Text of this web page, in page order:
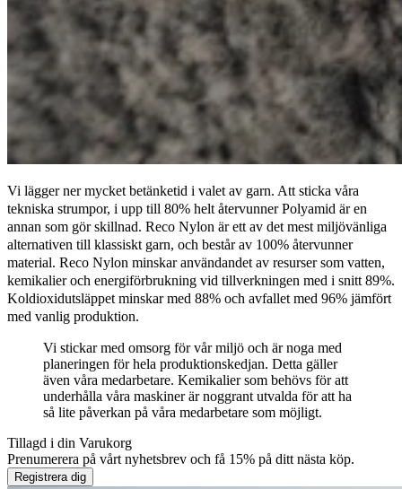
Vi lägger ner mycket betänketid i valet av garn. Att sticka våra
tekniska strumpor, i upp till 80% helt återvunner Polyamid är en
annan som gör skillnad. Reco Nylon är ett av det mest miljövänliga
alternativen till klassiskt garn, och består av 100% återvunner
material. Reco Nylon minskar användandet av resurser som vatten,
kemikalier och energiförbrukning vid tillverkningen med i snitt 89%.
Koldioxidutsläppet minskar med 88% och avfallet med 96% jämfört
med vanlig produktion.
Vi stickar med omsorg för vår miljö och är noga med
planeringen för hela produktionskedjan. Detta gäller
även våra medarbetare. Kemikalier som behövs för att
underhålla våra maskiner är noggrant utvalda för att ha
så lite påverkan på våra medarbetare som möjligt.
Tillagd i din Varukorg
Prenumerera på vårt nyhetsbrev och få 15% på ditt nästa köp.
Registrera dig